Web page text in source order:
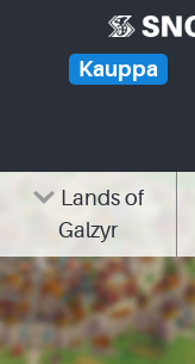
content Kauppa
Lands of
Galzyr